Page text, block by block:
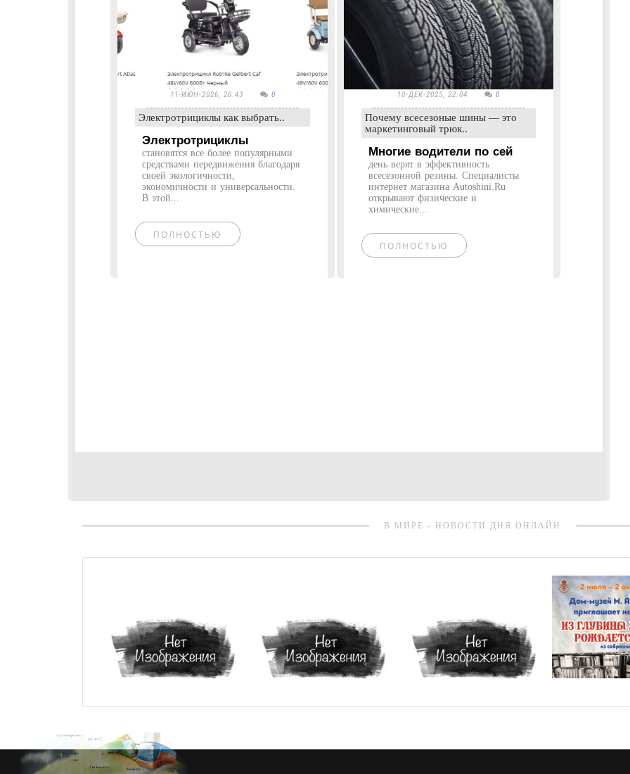
11-ИЮН-2026, 20:43 0
Электротрициклы как выбрать..
Электротрициклы
становятся все более популярными
средствами передвижения благодаря
своей экологичности,
экономичности и универсальности.
В этой...
ПОЛНОСТЬЮ
10-ДЕК-2025, 22:04 0
Почему всесезоные шины — это
маркетинговый трюк..
Многие водители по сей
день верят в эффективность
всесезонной резины. Специалисты
интернет магазина Autoshini.Ru
открывают физические и
химические...
ПОЛНОСТЬЮ
В МИРЕ - НОВОСТИ ДНЯ ОНЛАЙН